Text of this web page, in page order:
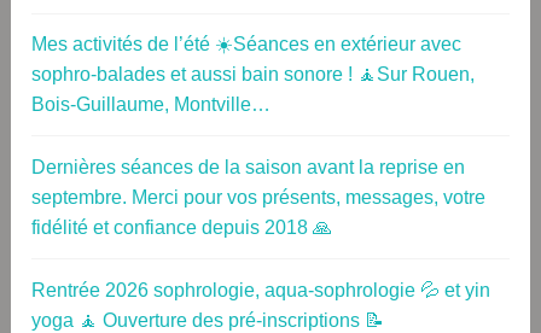
Mes activités de l’été ☀️Séances en extérieur avec
sophro-balades et aussi bain sonore ! 🧘Sur Rouen,
Bois-Guillaume, Montville…
Dernières séances de la saison avant la reprise en
septembre. Merci pour vos présents, messages, votre
fidélité et confiance depuis 2018 🙏
Rentrée 2026 sophrologie, aqua-sophrologie 💦 et yin
yoga 🧘 Ouverture des pré-inscriptions 📝